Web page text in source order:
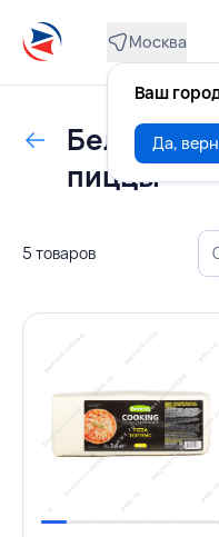
Москва
Ваш
Да,
Белковый
пиццы
5 товаров